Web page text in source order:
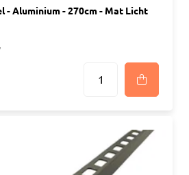
- Aluminium - 270cm - Mat Licht